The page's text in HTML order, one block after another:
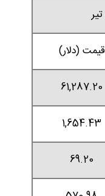
قیمت (دلار)
61,287.20
1,654.43
69.20